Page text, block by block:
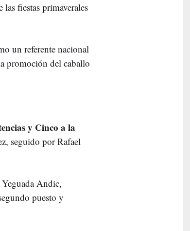
fiestas primaverales
un referente nacional
promoción del caballo
y Cinco a la
seguido por Rafael
Andic,
puesto y